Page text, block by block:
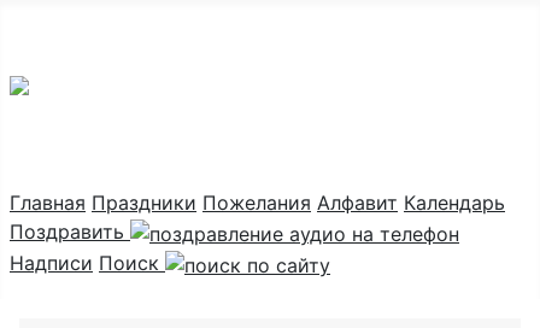
Главная Праздники Пожелания Алфавит Календарь
Поздравить
Надписи Поиск